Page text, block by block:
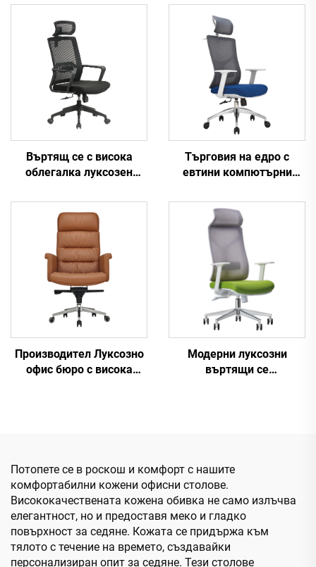
Въртящ се с висока
облегалка луксозен
Boss Mesh Staff Task
Ергономично
компютърно бюро
Мрежест офис стол
Търговия на едро с
евтини компютърни
облегалка за персонал
Удобен мрежест плат
Ергономичен офис стол
Производител Луксозно
офис бюро с висока
Модерни луксозни
въртящи се
Потопете се в роскош и комфорт с нашите
комфортабилни кожени офисни столове.
Висококачествената кожена обивка не само излъчва
елегантност, но и предоставя меко и гладко
повърхност за седяне. Кожата се придържа към
тялото с течение на времето, създавайки
персонализиран опит за седяне. Тези столове